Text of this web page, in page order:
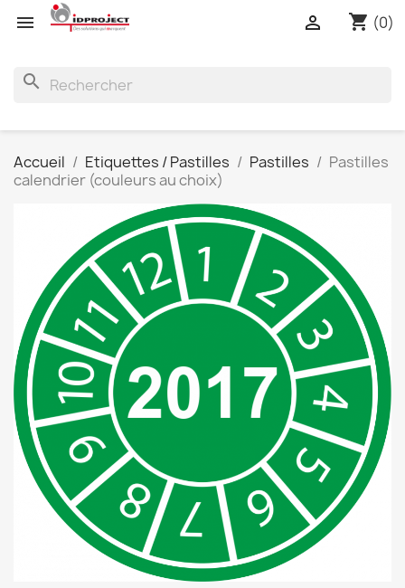
 shopping_cart (0)

search
Accueil Etiquettes / Pastilles Pastilles
Pastilles
calendrier (couleurs au choix)